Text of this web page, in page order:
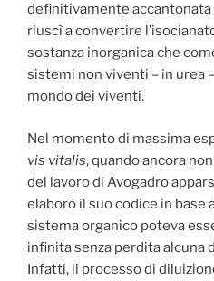
definitivamente accantonata
riuscì a convertire
sostanza inorganica che
sistemi non viventi – in urea
mondo dei viventi.
Nel momento di massima
vis vitalis, quando ancora
del lavoro di Avogadro
elaborò il suo codice in base
sistema organico poteva
infinita senza perdita alcuna
Infatti, il processo di